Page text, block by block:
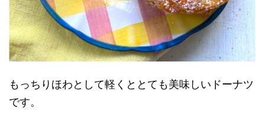
もっちりほわとして軽くととても美味しいドーナツ
です。